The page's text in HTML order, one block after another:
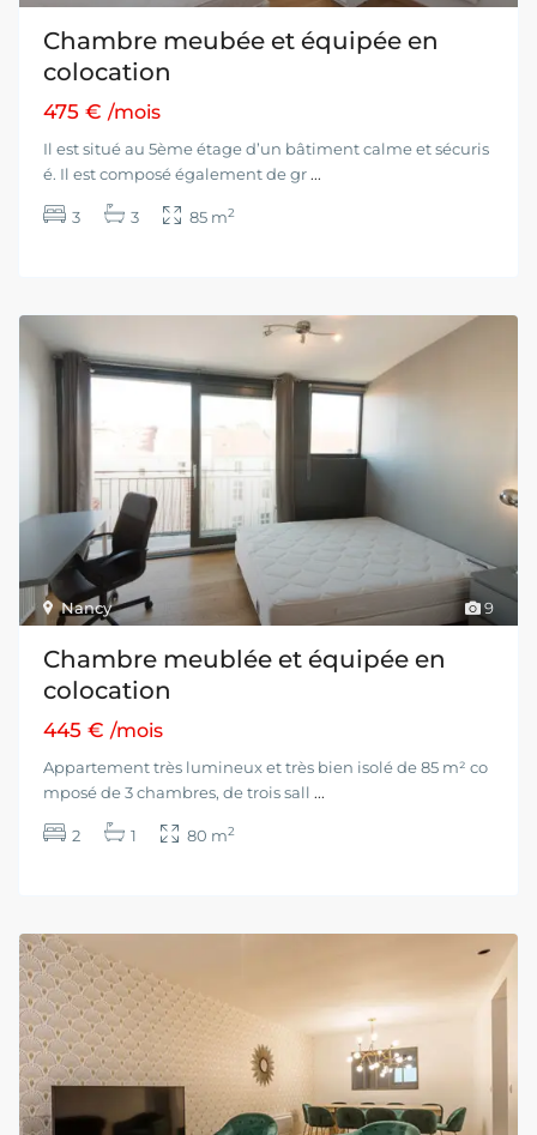
Chambre meubée et équipée en
colocation
475 €/mois
Il est situé au 5ème étage d’un bâtiment calme et sécuris
é. Il est composé également de gr ...
3 3 85 m2
9
Nancy
Chambre meublée et équipée en
colocation
445 €/mois
Appartement très lumineux et très bien isolé de 85 m² co
mposé de 3 chambres, de trois sall...
2 1 80 m2